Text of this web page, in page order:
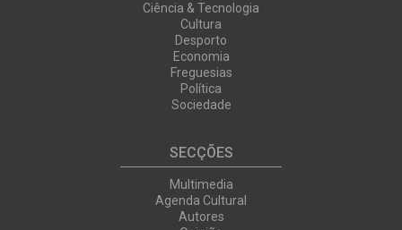
Ciência & Tecnologia
Cultura
Desporto
Economia
Freguesias
Política
Sociedade
SECÇÕES
Multimedia
Agenda Cultural
Autores